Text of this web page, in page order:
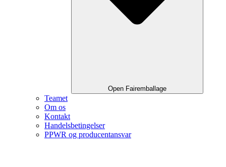
Open Fairemballage
Teamet
Om os
Kontakt
Handelsbetingelser
PPWR og producentansvar